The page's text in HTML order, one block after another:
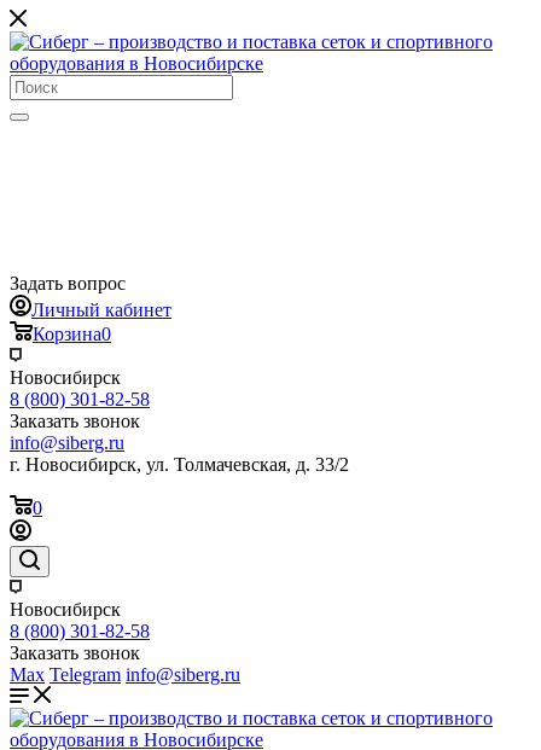
Задать вопрос
Личный кабинет
Корзина0
Новосибирск
8 (800) 301-82-58
Заказать звонок
info@siberg.ru
г. Новосибирск, ул. Толмачевская, д. 33/2
0
Новосибирск
8 (800) 301-82-58
Заказать звонок
Max Telegram info@siberg.ru